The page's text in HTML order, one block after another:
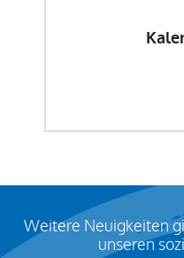
Weitere Neuigkeiten
unseren